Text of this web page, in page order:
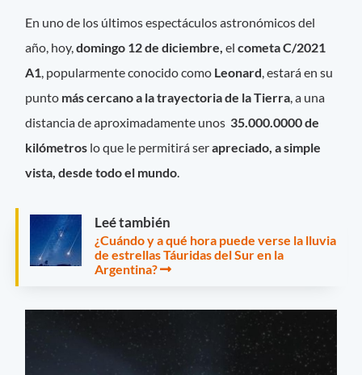
En uno de los últimos espectáculos astronómicos del
año, hoy,domingo 12 de diciembre, elcometa C/2021
A1 , popularmente conocido como Leonard , estará en su
punto más cercano a la trayectoria de la Tierra , a una
distancia de aproximadamente unos 35.000.0000 de
kilómetros lo que le permitirá serapreciado, a simple
vista, desde todo el mundo
Leé también
¿Cuándo y a qué hora puede verse la lluvia
de estrellas Táuridas del Sur en la
Argentina?